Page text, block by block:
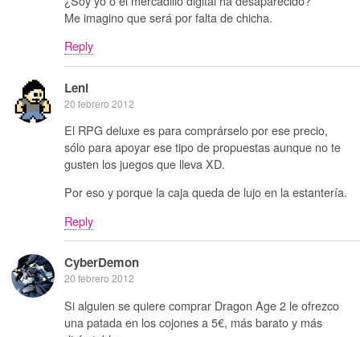
Me imagino que será por falta de chicha.
Reply
Leni
20 febrero 2012
El RPG deluxe es para comprárselo por ese precio,
sólo para apoyar ese tipo de propuestas aunque no te
gusten los juegos que lleva XD.
Por eso y porque la caja queda de lujo en la estantería.
Reply
CyberDemon
20 febrero 2012
Si alguien se quiere comprar Dragon Age 2 le ofrezco
una patada en los cojones a 5€, más barato y más